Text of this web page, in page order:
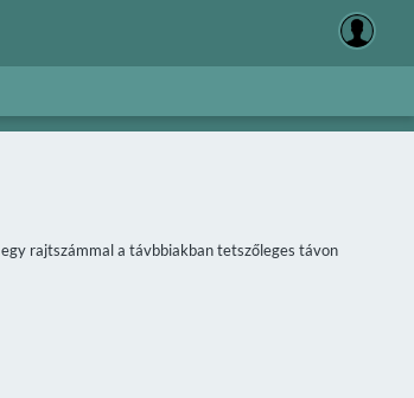
rajtszámmal a távbbiakban tetszőleges távon